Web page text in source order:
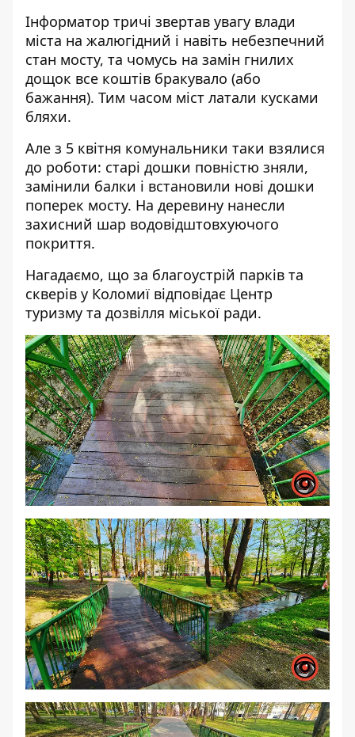
Інформатор тричі звертав увагу влади
міста на жалюгідний і навіть небезпечний
стан мосту, та чомусь на замін гнилих
дощок все коштів бракувало (або
бажання). Тим часом міст латали кусками
бляхи.
Але з 5 квітня комунальники таки взялися
до роботи: старі дошки повністю зняли,
замінили балки і встановили нові дошки
поперек мосту. На деревину нанесли
захисний шар водовідштовхуючого
покриття.
Нагадаємо, що за благоустрій парків та
скверів у Коломиї відповідає Центр
туризму та дозвілля міської ради.